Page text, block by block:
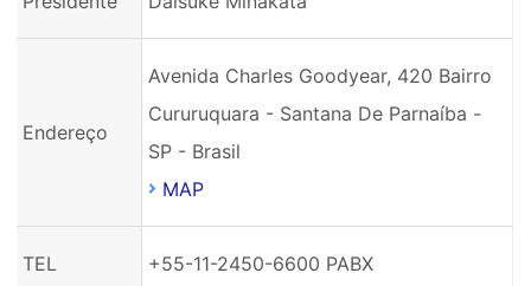
Endereço
Avenida Charles Goodyear, 420 Bairro
Cururuquara - Santana De Parnaíba -
SP - Brasil
MAP
TEL +55-11-2450-6600 PABX